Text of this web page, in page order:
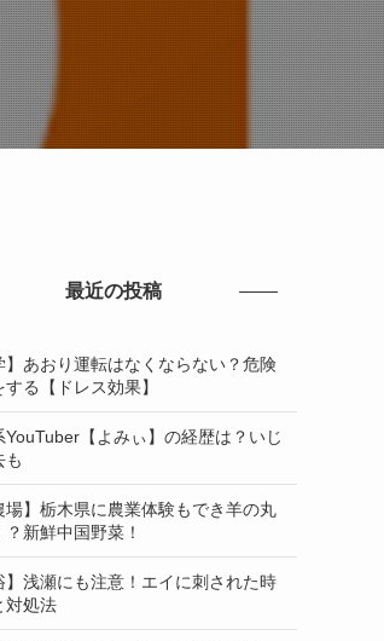
最近の投稿
】あおり運転はなくならない？危険
る【ドレス効果】
YouTuber【よみぃ】の経歴は？いじ
も
場】栃木県に農業体験もでき羊の丸
新鮮中国野菜！
】浅瀬にも注意！エイに刺された時
対処法